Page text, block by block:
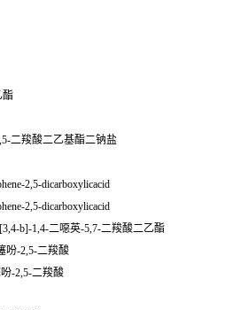
酯
二羧酸二乙基酯二钠盐
2,5-dicarboxylicacid
2,5-dicarboxylicacid
b]-1,4-二噁英-5,7-二羧酸二乙酯
吩-2,5-二羧酸
-2,5-二羧酸